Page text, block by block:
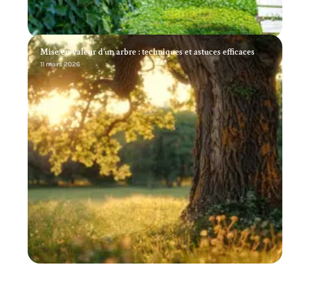
Mise en valeur d’un arbre : techniques et astuces efficaces
11 mars 2026